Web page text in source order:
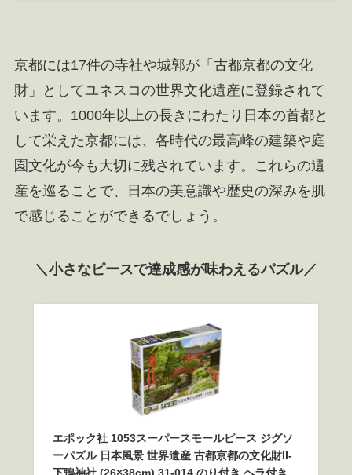
京都には17件の寺社や城郭が「古都京都の文化
財」としてユネスコの世界文化遺産に登録されて
います。1000年以上の長きにわたり日本の首都と
して栄えた京都には、各時代の最高峰の建築や庭
園文化が今も大切に残されています。これらの遺
産を巡ることで、日本の美意識や歴史の深みを肌
で感じることができるでしょう。
＼小さなピースで達成感が味わえるパズル／
エポック社 1053スーパースモールピース ジグソ
ーパズル 日本風景 世界遺産 古都京都の文化財II-